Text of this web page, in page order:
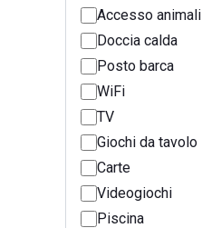
Accesso animali
Doccia calda
Posto barca
WiFi
TV
Giochi da tavolo
Carte
Videogiochi
Piscina